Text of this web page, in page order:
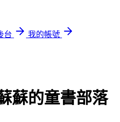
台
我的帳號
蘇的童書部落